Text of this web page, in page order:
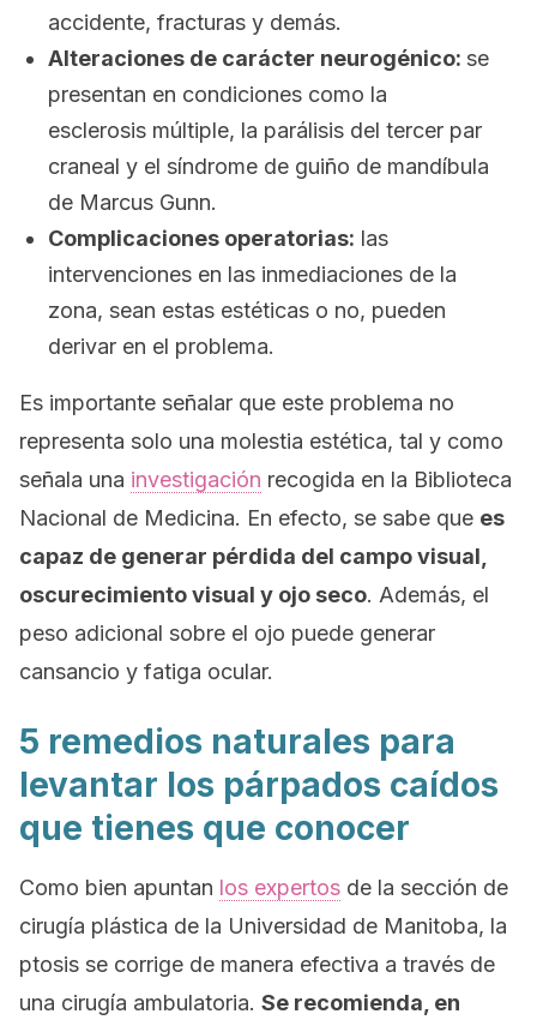
accidente, fracturas y demás.
Alteraciones de carácter neurogénico: se
presentan en condiciones como la
esclerosis múltiple, la parálisis del tercer par
craneal y el síndrome de guiño de mandíbula
de Marcus Gunn.
Complicaciones operatorias: las
intervenciones en las inmediaciones de la
zona, sean estas estéticas o no, pueden
derivar en el problema.
Es importante señalar que este problema no
representa solo una molestia estética, tal y como
señala una investigación recogida en la Biblioteca
Nacional de Medicina. En efecto, se sabe que es
capaz de generar pérdida del campo visual,
oscurecimiento visual y ojo seco. Además, el
peso adicional sobre el ojo puede generar
cansancio y fatiga ocular.
5 remedios naturales para
levantar los párpados caídos
que tienes que conocer
Como bien apuntan los expertos de la sección de
cirugía plástica de la Universidad de Manitoba, la
ptosis se corrige de manera efectiva a través de
una cirugía ambulatoria. Se recomienda, en